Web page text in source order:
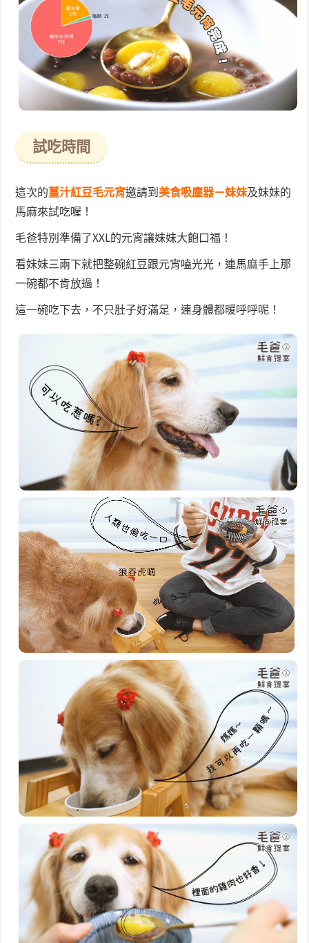
試吃時間
這次的薑汁紅豆毛元宵邀請到美食吸塵器－妹妹及妹妹的
馬麻來試吃喔！
毛爸特別準備了XXL的元宵讓妹妹大飽口福！
看妹妹三兩下就把整碗紅豆跟元宵嗑光光，連馬麻手上那
一碗都不肯放過！
這一碗吃下去，不只肚子好滿足，連身體都暖呼呼呢！